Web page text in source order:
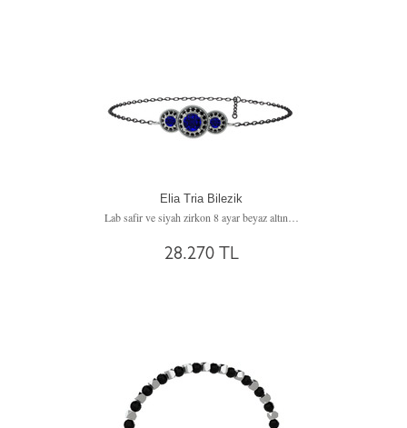
Elia Tria Bilezik
28.270 TL